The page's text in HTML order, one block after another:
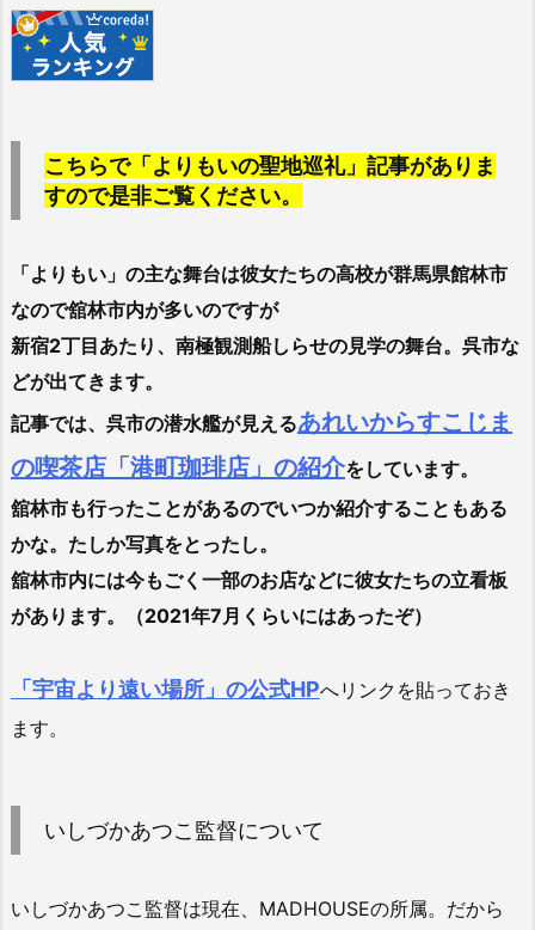
こちらで「よりもいの聖地巡礼」記事がありま
すので是非ご覧ください。
「よりもい」の主な舞台は彼女たちの高校が群馬県館林市
なので舘林市内が多いのですが
新宿2丁目あたり、南極観測船しらせの見学の舞台。呉市な
どが出てきます。
記事では、呉市の潜水艦が見えるあれいからすこじま
の喫茶店「港町珈琲店」の紹介をしています。
舘林市も行ったことがあるのでいつか紹介することもある
かな。たしか写真をとったし。
舘林市内には今もごく一部のお店などに彼女たちの立看板
があります。（2021年7月くらいにはあったぞ）
「宇宙より遠い場所」の公式HPへリンクを貼っておき
ます。
いしづかあつこ監督について
いしづかあつこ監督は現在、MADHOUSEの所属。だから